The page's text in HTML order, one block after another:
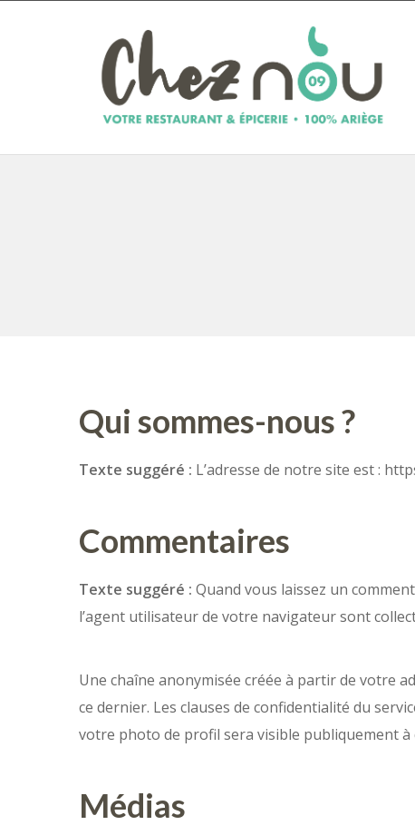
Qui sommes-nous ?
Texte suggéré : L’adresse de notre site est :
Commentaires
Texte suggéré : Quand vous laissez un
l’agent utilisateur de votre navigateur sont
Une chaîne anonymisée créée à partir de votre
ce dernier. Les clauses de confidentialité du
votre photo de profil sera visible publiquement à
Médias